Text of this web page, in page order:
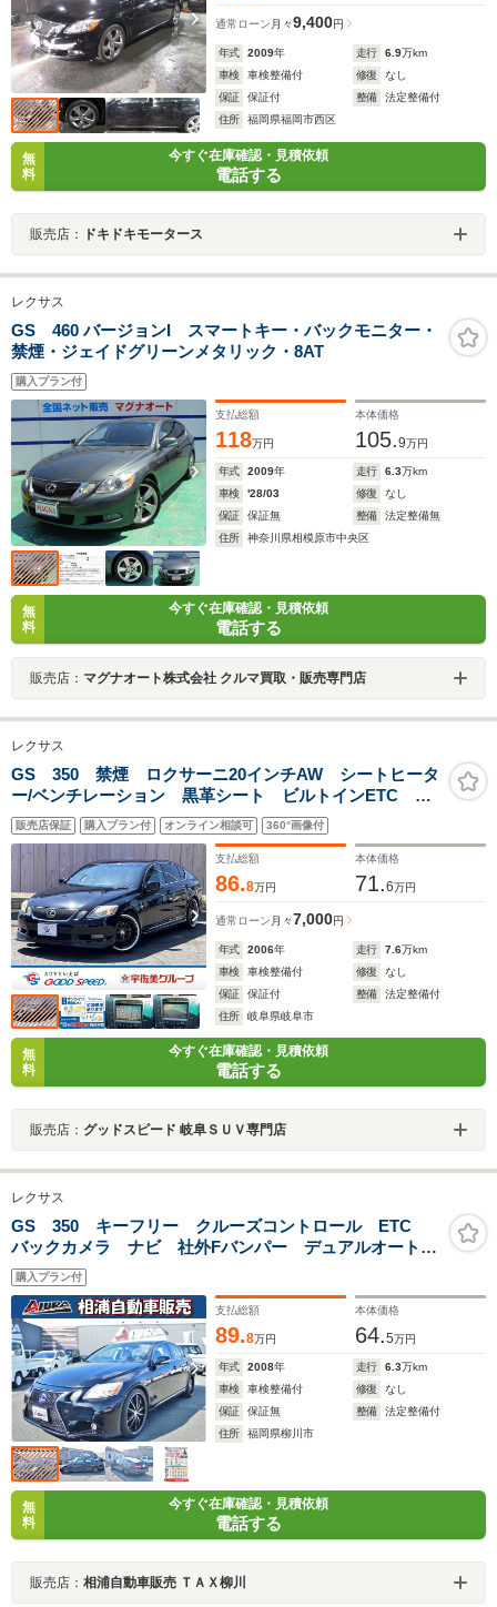
通常ローン 月々9,400円
年式 2009年 走行 6.9万km
車検
車検整備付 修復
なし
保証
保証付 整備
法定整備付
住所
福岡県福岡市西区
無
料
今すぐ在庫確認・見積依頼
電話する
販売店： ドキドキモータース
レクサス
GS 460 バージョンI スマートキー・バックモニター・
禁煙・ジェイドグリーンメタリック・8AT
購入プラン付
支払総額
118万円
本体価格
105.9万円
年式 2009年 走行 6.3万km
車検
'28/03 修復
なし
保証
保証無 整備
法定整備無
住所
神奈川県相模原市中央区
無
料
今すぐ在庫確認・見積依頼
電話する
販売店： マグナオート株式会社 クルマ買取・販売専門店
レクサス
GS 350 禁煙 ロクサーニ20インチAW シートヒータ
ー/ベンチレーション 黒革シート ビルトインETC ク
リアランスソナー バックカメラ パワーシート プッ
シュスタート SRSエアバック HIDヘッドランプ
販売店保証 購入プラン付 オンライン相談可 360°画像付
支払総額
86.8万円
本体価格
71.6万円
通常ローン 月々7,000円
年式 2006年 走行 7.6万km
車検
車検整備付 修復
なし
保証
保証付 整備
法定整備付
住所
岐阜県岐阜市
無
料
今すぐ在庫確認・見積依頼
電話する
販売店： グッドスピード 岐阜ＳＵＶ専門店
レクサス
GS 350 キーフリー クルーズコントロール ETC
バックカメラ ナビ 社外Fバンパー デュアルオートエ
アコン 社外アルミ オートライト ディスチャージヘ
ッドライト 電動シート フロントフォグランプ
購入プラン付
支払総額
89.8万円
本体価格
64.5万円
年式 2008年 走行 6.3万km
車検
車検整備付 修復
なし
保証
保証無 整備
法定整備付
住所
福岡県柳川市
無
料
今すぐ在庫確認・見積依頼
電話する
販売店： 相浦自動車販売 ＴＡＸ柳川